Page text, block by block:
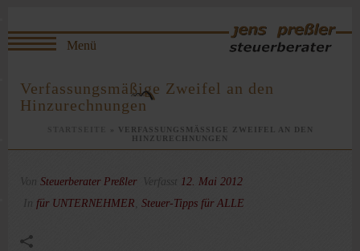
Verfassungsmäßige Zweifel an den
Hinzurechnungen
»
VERFASSUNGSMÄSSIGE ZWEIFEL AN DEN H
INZURECHNUNGEN
Von Steuerberater Preßler Verfasst 12. Mai 2012
In für UNTERNEHMER Steuer-Tipps für ALLE